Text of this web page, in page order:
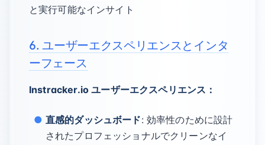
と実行可能なインサイト
6. ユーザーエクスペリエンスとインタ
ーフェース
Instracker.io ユーザーエクスペリエンス：
直感的ダッシュボード: 効率性のために設計
されたプロフェッショナルでクリーンなイ